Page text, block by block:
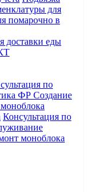
для
помарочно в
доставки еды
по
ФР Создание
Консультация по
моноблока